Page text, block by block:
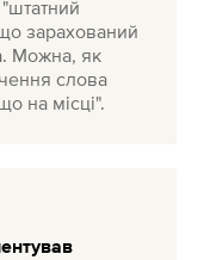
зарахований
Можна, як
слова
на місці".